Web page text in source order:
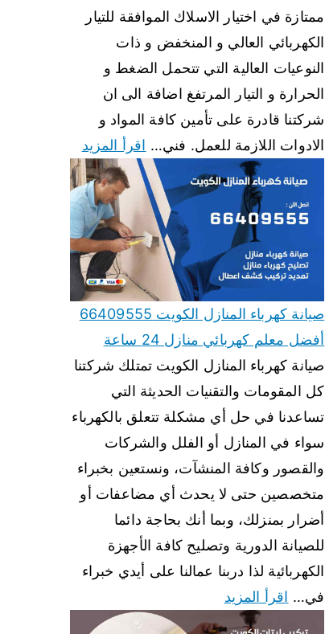
ممتازة في اختيار الاسلاك الموافقة للتيار
الكهربائي العالي و المنخفض و ذات
النوعيات العالية التي تتحمل الضغط و
الحرارة و التيار المرتفغ اضافة الى ان
شركتنا قادرة على تأمين كافة المواد و
الادوات اللازمة للعمل. فني… اقرأ المزيد
صيانة كهرباء المنازل الكويت 66409555
أفضل معلم كهربائي منازل 24 ساعة
صيانة كهرباء المنازل الكويت تمتلك شركتنا
كل المقومات والتقنيات الحديثة التي
تساعدنا في حل أي مشكلة تتعلق بالكهرباء
سواء في المنازل أو الفلل والشركات
والقصور وكافة المنشآت، ونستعين بخبراء
متخصصين حتى لا يحدث أي مضاعفات أو
أضرار بمنزلك، وبما أنك بحاجة دائما
للصيانة الدورية وتصليح كافة الأجهزة
الكهربائية لذا دربنا عمالنا على أيدي خبراء
في… اقرأ المزيد